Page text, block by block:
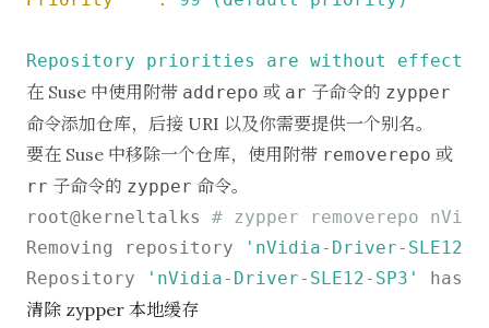
Repository priorities are without effect.
在 Suse 中使用附带 addrepo 或 ar 子命令的 zypper
命令添加仓库，后接 URI 以及你需要提供一个别名。
要在 Suse 中移除一个仓库，使用附带 removerepo 或
rr 子命令的 zypper 命令。
root@kerneltalks # zypper removerepo
Removing repository
'nVidia-Driver-SLE12-
Repository
'nVidia-Driver-SLE12-SP3'
清除 zypper 本地缓存